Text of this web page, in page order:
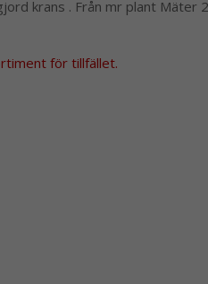
krans . Från mr plant Mäter
för tillfället.